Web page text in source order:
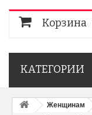
Корзина
КАТЕГОРИИ
Женщинам